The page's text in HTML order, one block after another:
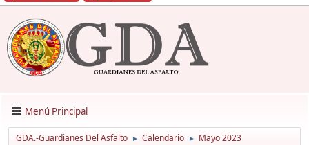
Menú Principal
GDA.-Guardianes Del Asfalto ► Calendario ► Mayo 2023